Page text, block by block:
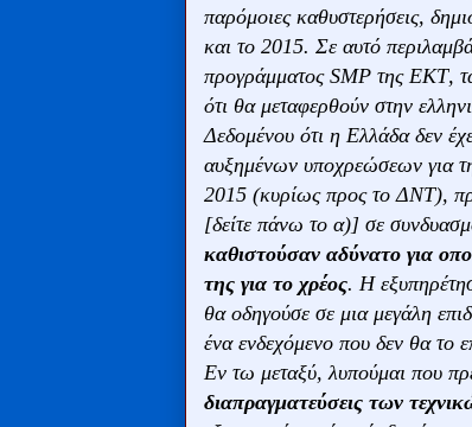
παρόμοιες καθυστερήσεις,
και το 2015. Σε αυτό
προγράμματος SMP της ΕΚΤ,
ότι θα μεταφερθούν στην
Δεδομένου ότι η Ελλάδα δεν
αυξημένων υποχρεώσεων για
2015 (κυρίως προς το ΔΝΤ),
[δείτε πάνω το α)] σε
καθιστούσαν αδύνατο για
της για το χρέος. Η
θα οδηγούσε σε μια μεγάλη
ένα ενδεχόμενο που δεν θα το
Εν τω μεταξύ, λυπούμαι που
διαπραγματεύσεις των